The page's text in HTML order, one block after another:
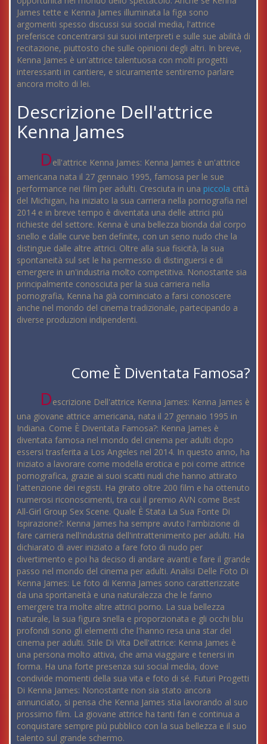
James tette e Kenna James illuminata la figa sono
argomenti spesso discussi sui social media, l'attrice
preferisce concentrarsi sui suoi interpreti e sulle sue abilità di
recitazione, piuttosto che sulle opinioni degli altri. In breve,
Kenna James è un'attrice talentuosa con molti progetti
interessanti in cantiere, e sicuramente sentiremo parlare
ancora molto di lei.
Descrizione Dell'attrice
Kenna James
Dell'attrice Kenna James: Kenna James è un'attrice
americana nata il 27 gennaio 1995, famosa per le sue
performance nei film per adulti. Cresciuta in una piccola città
del Michigan, ha iniziato la sua carriera nella pornografia nel
2014 e in breve tempo è diventata una delle attrici più
richieste del settore. Kenna è una bellezza bionda dal corpo
snello e dalle curve ben definite, con un seno nudo che la
distingue dalle altre attrici. Oltre alla sua fisicità, la sua
spontaneità sul set le ha permesso di distinguersi e di
emergere in un'industria molto competitiva. Nonostante sia
principalmente conosciuta per la sua carriera nella
pornografia, Kenna ha già cominciato a farsi conoscere
anche nel mondo del cinema tradizionale, partecipando a
diverse produzioni indipendenti.
Come È Diventata Famosa?
Descrizione Dell'attrice Kenna James: Kenna James è
una giovane attrice americana, nata il 27 gennaio 1995 in
Indiana. Come È Diventata Famosa?: Kenna James è
diventata famosa nel mondo del cinema per adulti dopo
essersi trasferita a Los Angeles nel 2014. In questo anno, ha
iniziato a lavorare come modella erotica e poi come attrice
pornografica, grazie ai suoi scatti nudi che hanno attirato
l'attenzione dei registi. Ha girato oltre 200 film e ha ottenuto
numerosi riconoscimenti, tra cui il premio AVN come Best
All-Girl Group Sex Scene. Quale È Stata La Sua Fonte Di
Ispirazione?: Kenna James ha sempre avuto l'ambizione di
fare carriera nell'industria dell'intrattenimento per adulti. Ha
dichiarato di aver iniziato a fare foto di nudo per
divertimento e poi ha deciso di andare avanti e fare il grande
passo nel mondo del cinema per adulti. Analisi Delle Foto Di
Kenna James: Le foto di Kenna James sono caratterizzate
da una spontaneità e una naturalezza che le fanno
emergere tra molte altre attrici porno. La sua bellezza
naturale, la sua figura snella e proporzionata e gli occhi blu
profondi sono gli elementi che l'hanno resa una star del
cinema per adulti. Stile Di Vita Dell'attrice: Kenna James è
una persona molto attiva, che ama viaggiare e tenersi in
forma. Ha una forte presenza sui social media, dove
condivide momenti della sua vita e foto di sé. Futuri Progetti
Di Kenna James: Nonostante non sia stato ancora
annunciato, si pensa che Kenna James stia lavorando al suo
prossimo film. La giovane attrice ha tanti fan e continua a
conquistare sempre più pubblico con la sua bellezza e il suo
talento sul grande schermo.